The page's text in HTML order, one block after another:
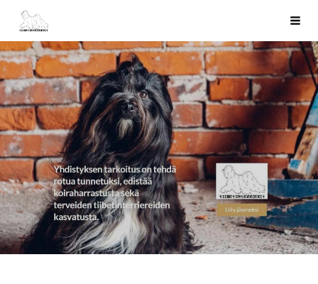
Siirry
sivun
sisältöön
Tiibetinterrierit ry